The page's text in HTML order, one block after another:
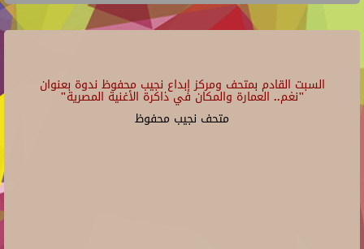
السبت القادم بمتحف ومركز إبداع نجيب محفوظ ندوة بعنوان
"نغم.. العمارة والمكان في ذاكرة الأغنية المصرية"
متحف نجيب محفوظ